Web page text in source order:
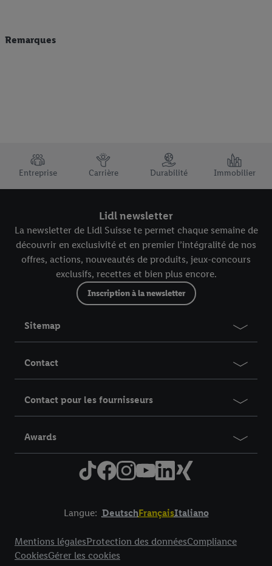
Remarques
TRUSTBAR
Entreprise Carrière Durabilité Immobilier
Lidl newsletter
La newsletter de Lidl Suisse te permet chaque semaine de
découvrir en exclusivité et en premier l’intégralité de nos
offres, actions, nouveautés de produits, jeux-concours
exclusifs, recettes et bien plus encore.
Inscription à la newsletter
Sitemap
Contact
Contact pour les fournisseurs
Awards
Langue: DeutschFrançaisItaliano
Mentions légalesProtection des donnéesCompliance
CookiesGérer les cookies